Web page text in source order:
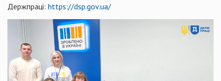
Держпраці: https://dsp.gov.ua/